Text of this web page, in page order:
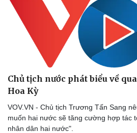
Chủ tịch nước phát biểu về
Hoa Kỳ
VOV.VN - Chủ tịch Trương Tấn Sang
muốn hai nước sẽ tăng cường hợp tác
nhân dân hai nước".